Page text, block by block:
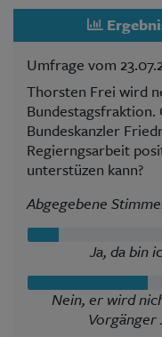
Umfrage vom
Thorsten Frei wird
Bundestagsfraktion.
Bundeskanzler
Regierngsarbeit
unterstüzen kann?
Abgegebene
Ja, da bin
Nein, er wird
Vorgänger